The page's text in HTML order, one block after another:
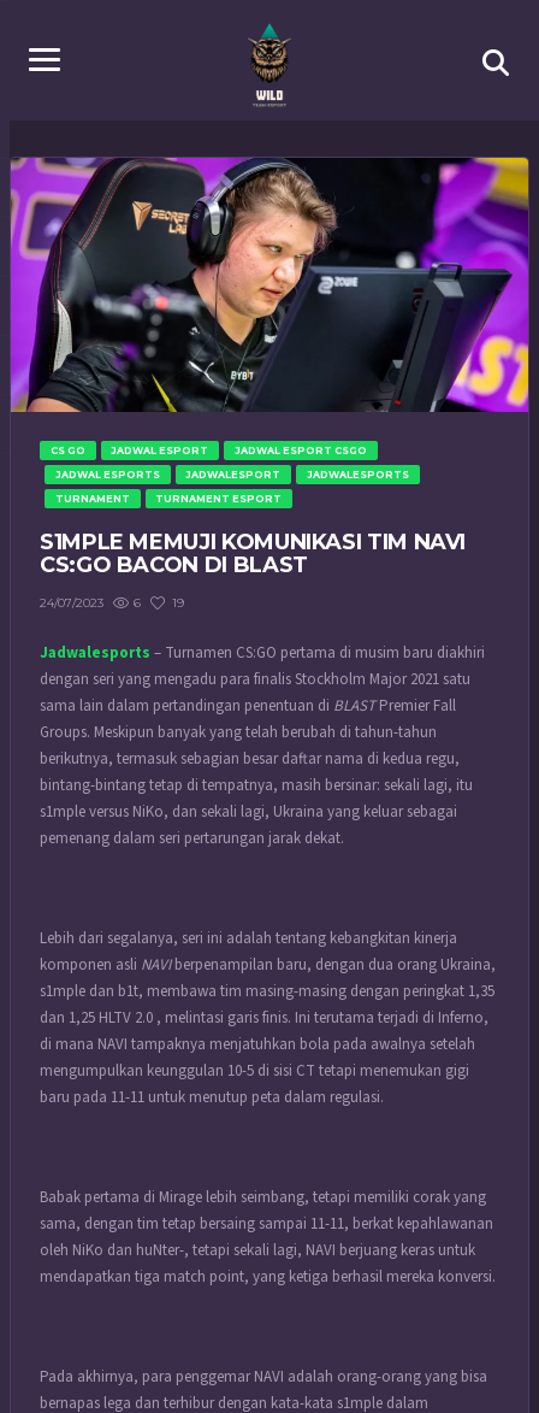
CS GO JADWAL ESPORT
JADWAL ESPORT CSGO
JADWAL ESPORTS
JADWALESPORT
JADWALESPORTS
TURNAMENT
TURNAMENT ESPORT
S1MPLE MEMUJI KOMUNIKASI TIM NAVI
CS:GO BACON DI BLAST
24/07/2023 6 19
Jadwalesports – Turnamen CS:GO pertama di musim baru diakhiri
dengan seri yang mengadu para finalis Stockholm Major 2021 satu
sama lain dalam pertandingan penentuan di BLASTPremier Fall
Groups. Meskipun banyak yang telah berubah di tahun-tahun
berikutnya, termasuk sebagian besar daftar nama di kedua regu,
bintang-bintang tetap di tempatnya, masih bersinar: sekali lagi, itu
s1mple versus NiKo, dan sekali lagi, Ukraina yang keluar sebagai
pemenang dalam seri pertarungan jarak dekat.
Lebih dari segalanya, seri ini adalah tentang kebangkitan kinerja
komponen asli NAVIberpenampilan baru, dengan dua orang Ukraina,
s1mple dan b1t, membawa tim masing-masing dengan peringkat 1,35
dan 1,25 HLTV 2.0 , melintasi garis finis. Ini terutama terjadi di Inferno,
di mana NAVI tampaknya menjatuhkan bola pada awalnya setelah
mengumpulkan keunggulan 10-5 di sisi CT tetapi menemukan gigi
baru pada 11-11 untuk menutup peta dalam regulasi.
Babak pertama di Mirage lebih seimbang, tetapi memiliki corak yang
sama, dengan tim tetap bersaing sampai 11-11, berkat kepahlawanan
oleh NiKo dan huNter-, tetapi sekali lagi, NAVI berjuang keras untuk
mendapatkan tiga match point, yang ketiga berhasil mereka konversi.
Pada akhirnya, para penggemar NAVI adalah orang-orang yang bisa
bernapas lega dan terhibur dengan kata-kata s1mple dalam